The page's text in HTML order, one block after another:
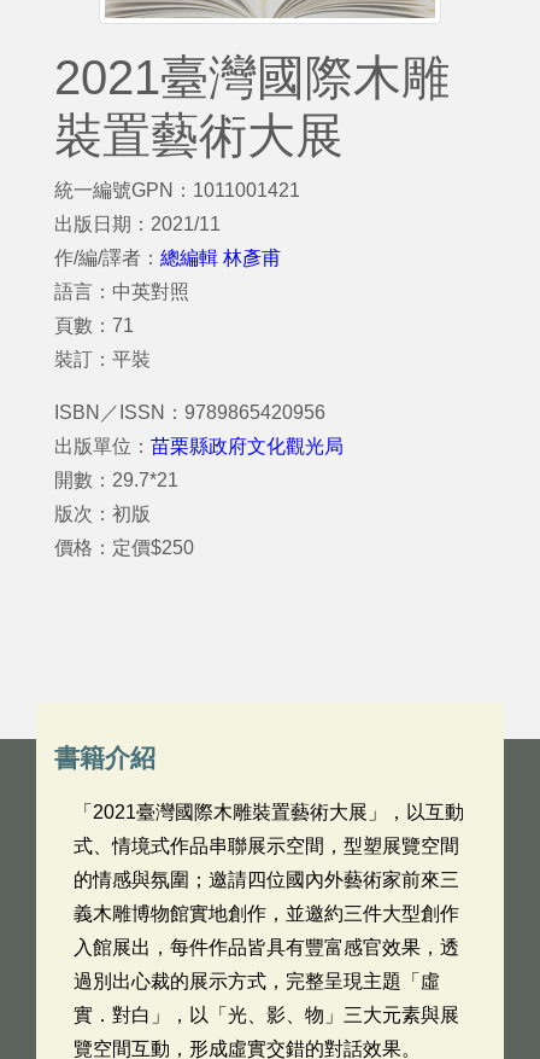
2021臺灣國際木雕
裝置藝術大展
統一編號GPN：1011001421
出版日期：2021/11
作/編/譯者： 總編輯 林彥甫
語言：中英對照
頁數：71
裝訂：平裝
ISBN／ISSN：9789865420956
出版單位： 苗栗縣政府文化觀光局
開數：29.7*21
版次：初版
價格：定價$250
書籍介紹
「2021臺灣國際木雕裝置藝術大展」，以互動
式、情境式作品串聯展示空間，型塑展覽空間
的情感與氛圍；邀請四位國內外藝術家前來三
義木雕博物館實地創作，並邀約三件大型創作
入館展出，每件作品皆具有豐富感官效果，透
過別出心裁的展示方式，完整呈現主題「虛
實．對白」，以「光、影、物」三大元素與展
覽空間互動，形成虛實交錯的對話效果。